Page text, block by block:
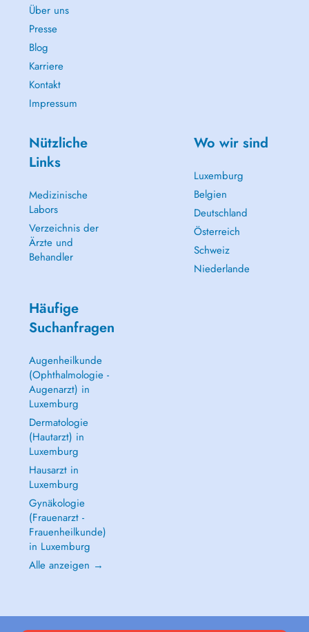
Über uns
Presse
Blog
Karriere
Kontakt
Impressum
Nützliche
Links
Medizinische
Labors
Verzeichnis der
Ärzte und
Behandler
Wo wir sind
Luxemburg
Belgien
Deutschland
Österreich
Schweiz
Niederlande
Häufige
Suchanfragen
Augenheilkunde
(Ophthalmologie -
Augenarzt) in
Luxemburg
Dermatologie
(Hautarzt) in
Luxemburg
Hausarzt in
Luxemburg
Gynäkologie
(Frauenarzt -
Frauenheilkunde)
in Luxemburg
Alle anzeigen →